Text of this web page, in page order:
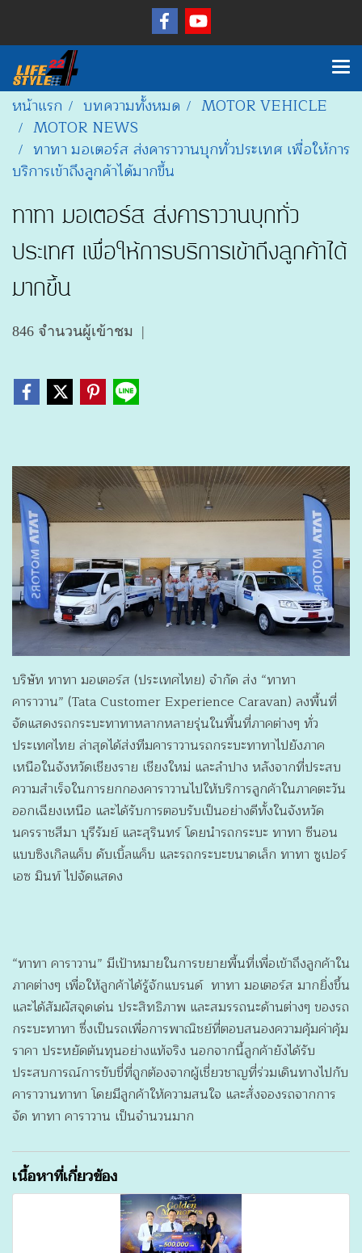
หน้าแรก บทความทั้งหมด
MOTOR VEHICLE
MOTOR NEWS
ทาทา มอเตอร์ส ส่งคาราวานบุกทั่วประเทศ เพื่อให้การ
บริการเข้าถึงลูกค้าได้มากขึ้น
ทาทา มอเตอร์ส ส่งคาราวานบุกทั่ว
ประเทศ เพื่อให้การบริการเข้าถึงลูกค้าได้
มากขึ้น
846 จำนวนผู้เข้าชม |
บริษัท ทาทา มอเตอร์ส (ประเทศไทย) จำกัด ส่ง “ทาทา
คาราวาน” (Tata Customer Experience Caravan) ลงพื้นที่
จัดแสดงรถกระบะทาทาหลากหลายรุ่นในพื้นที่ภาคต่างๆ ทั่ว
ประเทศไทย ล่าสุดได้ส่งทีมคาราวานรถกระบะทาทาไปยังภาค
เหนือในจังหวัดเชียงราย เชียงใหม่ และลำปาง หลังจากที่ประสบ
ความสำเร็จในการยกกองคาราวานไปให้บริการลูกค้าในภาคตะวัน
ออกเฉียงเหนือ และได้รับการตอบรับเป็นอย่างดีทั้งในจังหวัด
นครราชสีมา บุรีรัมย์ และสุรินทร์ โดยนำรถกระบะ ทาทา ซีนอน
แบบซิงเกิลแค็บ ดับเบิ้ลแค็บ และรถกระบะขนาดเล็ก ทาทา ซูเปอร์
เอซ มินท์ ไปจัดแสดง
“ทาทา คาราวาน” มีเป้าหมายในการขยายพื้นที่เพื่อเข้าถึงลูกค้าใน
ภาคต่างๆ เพื่อให้ลูกค้าได้รู้จักแบรนด์ ทาทา มอเตอร์ส มากยิ่งขึ้น
และได้สัมผัสจุดเด่น ประสิทธิภาพ และสมรรถนะด้านต่างๆ ของรถ
กระบะทาทา ซึ่งเป็นรถเพื่อการพาณิชย์ที่ตอบสนองความคุ้มค่าคุ้ม
ราคา ประหยัดต้นทุนอย่างแท้จริง นอกจากนี้ลูกค้ายังได้รับ
ประสบการณ์การขับขี่ที่ถูกต้องจากผู้เชี่ยวชาญที่ร่วมเดินทางไปกับ
คาราวานทาทา โดยมีลูกค้าให้ความสนใจ และสั่งจองรถจากการ
จัด ทาทา คาราวาน เป็นจำนวนมาก
เนื้อหาที่เกี่ยวข้อง